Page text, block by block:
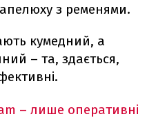
з ременями.
кумедний, а
– та, здається,
– лише оперативні